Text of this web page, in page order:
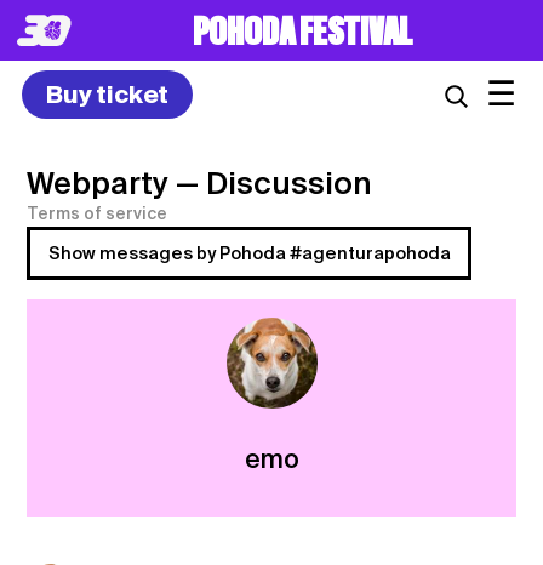
POHODA FESTIVAL
Buy ticket ☰
Webparty — Discussion
Terms of service
Show messages by Pohoda #agenturapohoda
emo